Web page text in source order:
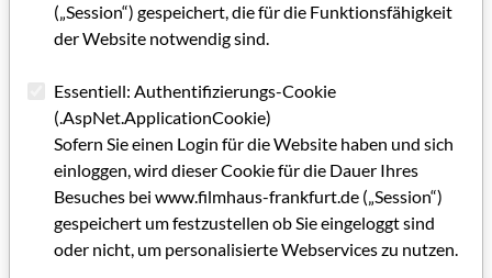
(„Session“) gespeichert, die für die Funktionsfähigkeit
der Website notwendig sind.
Essentiell: Authentifizierungs-Cookie
(.AspNet.ApplicationCookie)
Sofern Sie einen Login für die Website haben und sich
einloggen, wird dieser Cookie für die Dauer Ihres
Besuches bei www.filmhaus-frankfurt.de („Session“)
gespeichert um festzustellen ob Sie eingeloggt sind
oder nicht, um personalisierte Webservices zu nutzen.